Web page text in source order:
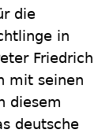
die
in
Friedrich
mit seinen
diesem
deutsche